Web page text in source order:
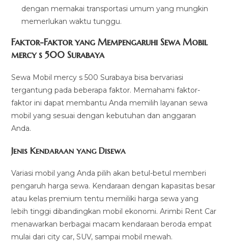
dengan memakai transportasi umum yang mungkin
memerlukan waktu tunggu.
Faktor-Faktor yang Mempengaruhi Sewa Mobil
mercy s 500 Surabaya
Sewa Mobil mercy s 500 Surabaya bisa bervariasi
tergantung pada beberapa faktor. Memahami faktor-
faktor ini dapat membantu Anda memilih layanan sewa
mobil yang sesuai dengan kebutuhan dan anggaran
Anda.
Jenis Kendaraan yang Disewa
Variasi mobil yang Anda pilih akan betul-betul memberi
pengaruh harga sewa. Kendaraan dengan kapasitas besar
atau kelas premium tentu memiliki harga sewa yang
lebih tinggi dibandingkan mobil ekonomi. Arimbi Rent Car
menawarkan berbagai macam kendaraan beroda empat
mulai dari city car, SUV, sampai mobil mewah.